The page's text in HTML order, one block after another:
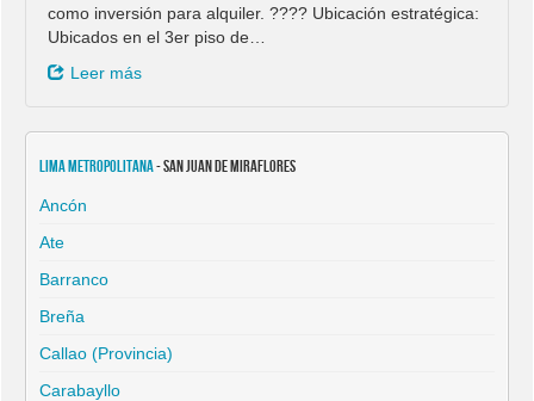
como inversión para alquiler. ???? Ubicación estratégica:
Ubicados en el 3er piso de…
Leer más
Lima Metropolitana- San Juan de Miraflores
Ancón
Ate
Barranco
Breña
Callao (Provincia)
Carabayllo